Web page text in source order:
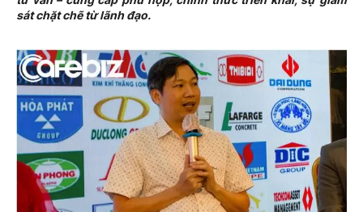
sát chặt chẽ từ lãnh đạo.